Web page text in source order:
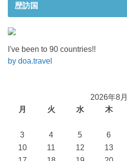
歴訪国
I've been to 90 countries!!
by doa.travel
2026年8月
月
火 水 木
3
4 5 6
10
11 12 13